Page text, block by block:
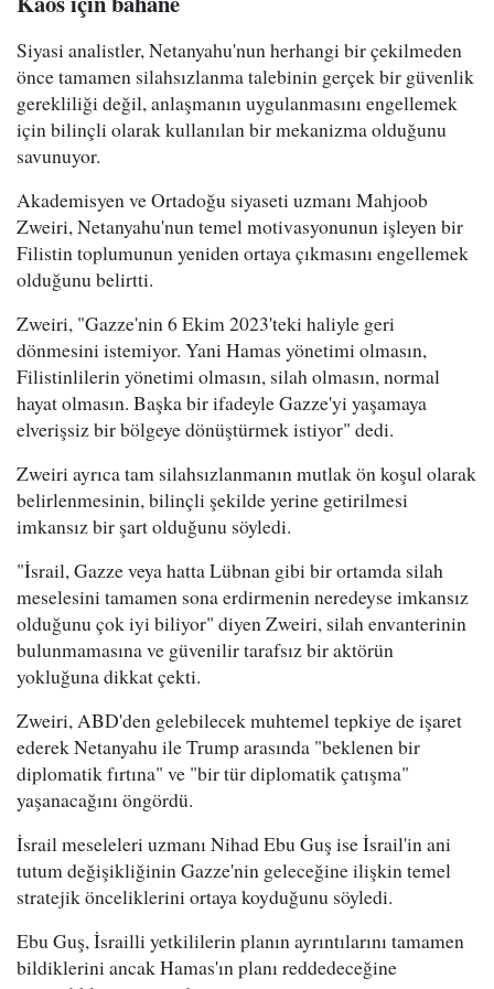
Siyasi analistler, Netanyahu'nun herhangi bir çekilmeden
önce tamamen silahsızlanma talebinin gerçek bir güvenlik
gerekliliği değil, anlaşmanın uygulanmasını engellemek
için bilinçli olarak kullanılan bir mekanizma olduğunu
savunuyor.
Akademisyen ve Ortadoğu siyaseti uzmanı Mahjoob
Zweiri, Netanyahu'nun temel motivasyonunun işleyen bir
Filistin toplumunun yeniden ortaya çıkmasını engellemek
olduğunu belirtti.
Zweiri, "Gazze'nin 6 Ekim 2023'teki haliyle geri
dönmesini istemiyor. Yani Hamas yönetimi olmasın,
Filistinlilerin yönetimi olmasın, silah olmasın, normal
hayat olmasın. Başka bir ifadeyle Gazze'yi yaşamaya
elverişsiz bir bölgeye dönüştürmek istiyor" dedi.
Zweiri ayrıca tam silahsızlanmanın mutlak ön koşul olarak
belirlenmesinin, bilinçli şekilde yerine getirilmesi
imkansız bir şart olduğunu söyledi.
"İsrail, Gazze veya hatta Lübnan gibi bir ortamda silah
meselesini tamamen sona erdirmenin neredeyse imkansız
olduğunu çok iyi biliyor" diyen Zweiri, silah envanterinin
bulunmamasına ve güvenilir tarafsız bir aktörün
yokluğuna dikkat çekti.
Zweiri, ABD'den gelebilecek muhtemel tepkiye de işaret
ederek Netanyahu ile Trump arasında "beklenen bir
diplomatik fırtına" ve "bir tür diplomatik çatışma"
yaşanacağını öngördü.
İsrail meseleleri uzmanı Nihad Ebu Guş ise İsrail'in ani
tutum değişikliğinin Gazze'nin geleceğine ilişkin temel
stratejik önceliklerini ortaya koyduğunu söyledi.
Ebu Guş, İsrailli yetkililerin planın ayrıntılarını tamamen
bildiklerini ancak Hamas'ın planı reddedeceğine